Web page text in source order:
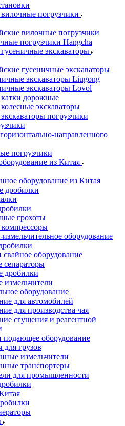
погрузчики
вилочные погрузчики
погрузчики Hangcha
экскаваторы
гусеничные экскаваторы
экскаваторы Liugong
экскаваторы Lovol
дорожные
экскаваторы
погрузчики
направленного
погрузчики
из Китая
оборудование из Китая
дробилки
грохоты
оборудование
оборудование
дробилки
оборудование
для автомобилей
для производства чая
сгущения и реагентной
подающее оборудование
грузов
измельчители
транспортеры
для промышленности